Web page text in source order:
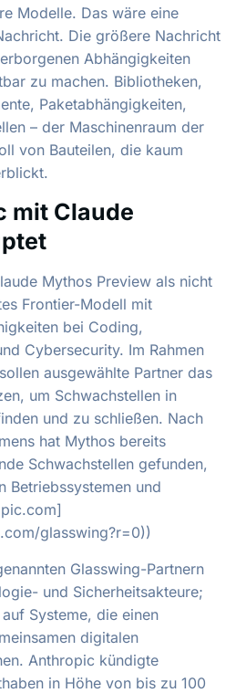
Modelle. Das wäre eine
Die größere Nachricht
Abhängigkeiten
zu machen. Bibliotheken,
Paketabhängigkeiten,
– der Maschinenraum der
von Bauteilen, die kaum
mit Claude
Mythos Preview als nicht
Frontier-Modell mit
bei Coding,
Cybersecurity. Im Rahmen
ausgewählte Partner das
um Schwachstellen in
und zu schließen. Nach
hat Mythos bereits
Schwachstellen gefunden,
Betriebssystemen und
glasswing?r=0))
Glasswing-Partnern
und Sicherheitsakteure;
Systeme, die einen
digitalen
Anthropic kündigte
in Höhe von bis zu 100